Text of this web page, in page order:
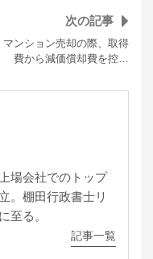
次の記事
マンション売却の際、取得
費から減価償却費を控…
場会社でのトップ
。棚田行政書士リ
至る。
記事一覧